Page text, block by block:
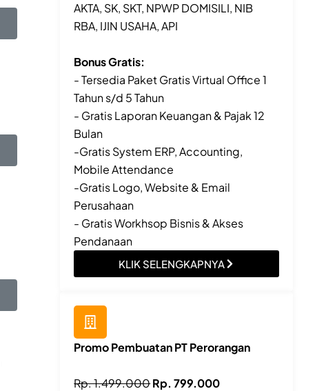
AKTA, SK, SKT, NPWP DOMISILI, NIB
RBA, IJIN USAHA, API
Bonus Gratis:
- Tersedia Paket Gratis Virtual Office 1
Tahun s/d 5 Tahun
- Gratis Laporan Keuangan & Pajak 12
Bulan
-Gratis System ERP, Accounting,
Mobile Attendance
-Gratis Logo, Website & Email
Perusahaan
- Gratis Workhsop Bisnis & Akses
Pendanaan
KLIK SELENGKAPNYA
Promo Pembuatan PT Perorangan
Rp. 1.499.000Rp. 799.000